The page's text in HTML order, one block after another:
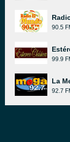
90.5
99.9
La
92.7